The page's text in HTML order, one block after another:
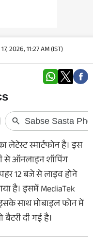
2026, 11:27 AM (IST)
लेटेस्ट स्मार्टफोन है। इस
से ऑनलाइन शॉपिंग
12 बजे से लाइव होने
है। इसमें MediaTek
साथ मोबाइल फोन में
दी गई है।